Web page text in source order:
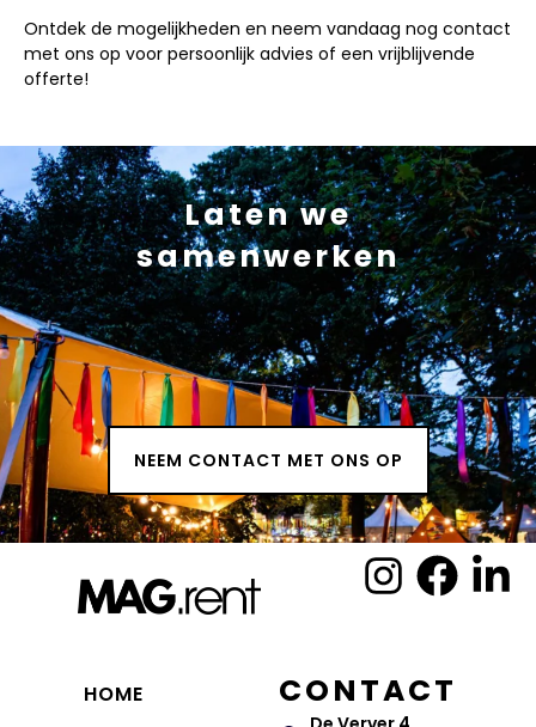
Ontdek de mogelijkheden en neem vandaag nog contact
met ons op voor persoonlijk advies of een vrijblijvende
offerte!
Laten we
samenwerken
NEEM CONTACT MET ONS OP
CONTACT
HOME